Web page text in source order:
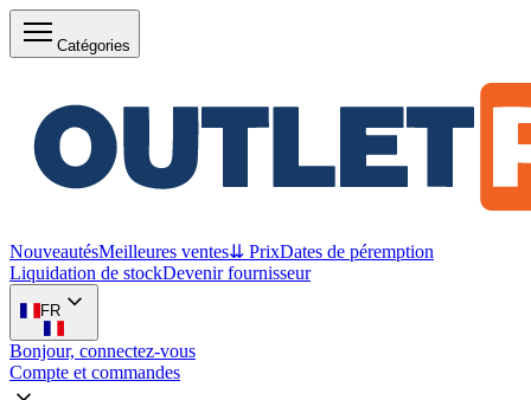
Catégories
NouveautésMeilleures ventes⇊ PrixDates de péremption
Liquidation de stockDevenir fournisseur
FR
Bonjour, connectez-vous
Compte et commandes